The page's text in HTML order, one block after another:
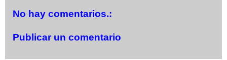
No hay comentarios.:
Publicar un comentario